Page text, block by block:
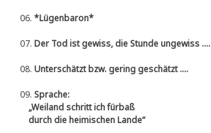
06.*Lügenbaron*
07.Der Tod ist gewiss, die Stunde ungewiss ....
08.Unterschätzt bzw. gering geschätzt ....
09.Sprache:
„Weiland schritt ich fürbaß
durch die heimischen Lande“